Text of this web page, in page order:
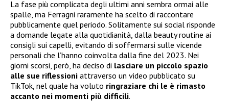
La fase più complicata degli ultimi anni sembra ormai alle
spalle, ma Ferragni raramente ha scelto di raccontare
pubblicamente quel periodo. Solitamente sui social risponde
a domande legate alla quotidianità, dalla beauty routine ai
consigli sui capelli, evitando di soffermarsi sulle vicende
personali che l’hanno coinvolta dalla fine del 2023. Nei
giorni scorsi, però, ha deciso di lasciare un piccolo spazio
alle sue riflessioni attraverso un video pubblicato su
TikTok, nel quale ha voluto ringraziare chi le è rimasto
accanto nei momenti più difficili.